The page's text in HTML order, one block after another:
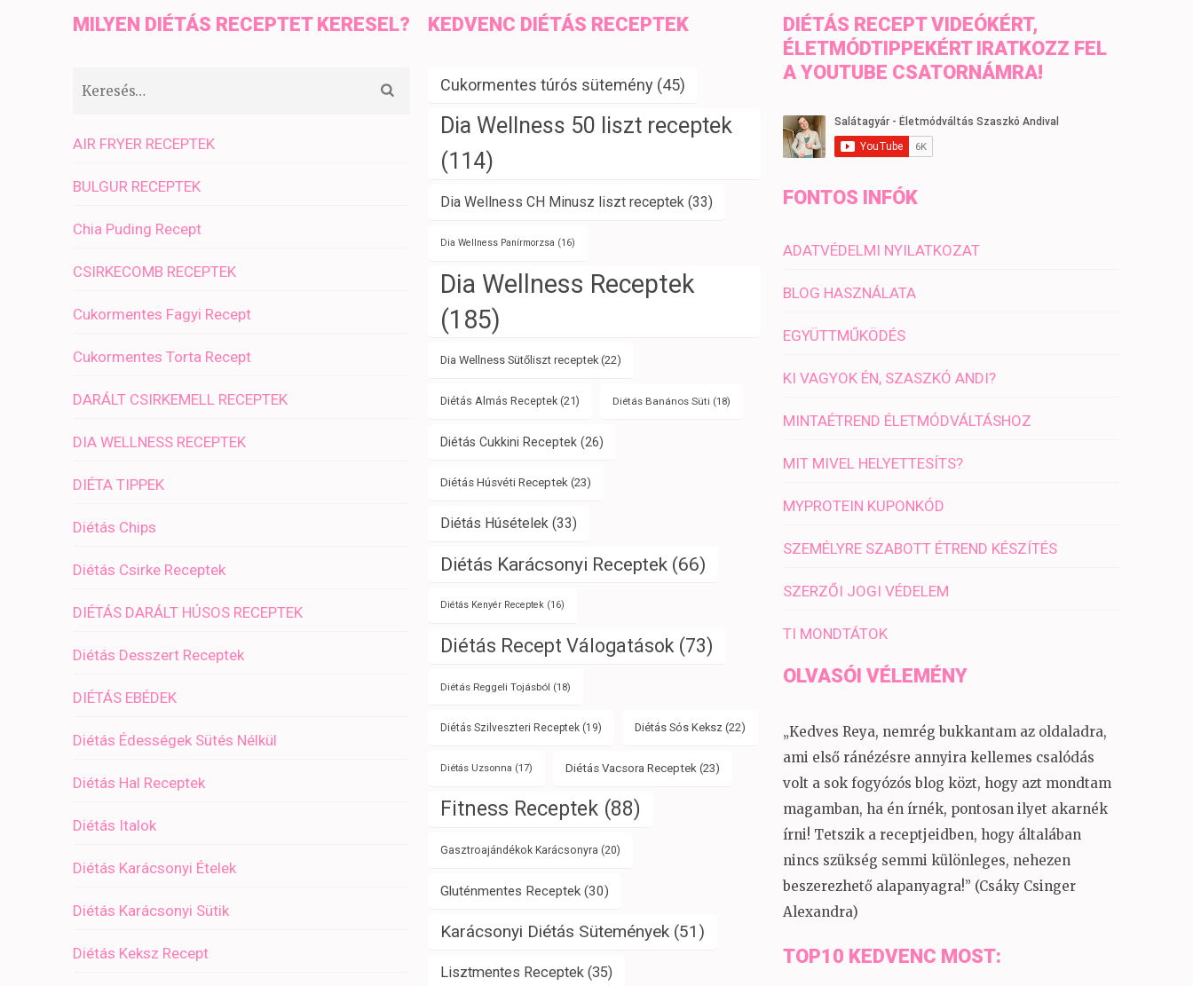
MILYEN DIÉTÁS RECEPTET KERESEL?
AIR FRYER RECEPTEK
BULGUR RECEPTEK
Chia Puding Recept
CSIRKECOMB RECEPTEK
Cukormentes Fagyi Recept
Cukormentes Torta Recept
DARÁLT CSIRKEMELL RECEPTEK
DIA WELLNESS RECEPTEK
DIÉTA TIPPEK
Diétás Chips
Diétás Csirke Receptek
DIÉTÁS DARÁLT HÚSOS RECEPTEK
Diétás Desszert Receptek
DIÉTÁS EBÉDEK
Diétás Édességek Sütés Nélkül
Diétás Hal Receptek
Diétás Italok
Diétás Karácsonyi Ételek
Diétás Karácsonyi Sütik
Diétás Keksz Recept
KEDVENC DIÉTÁS RECEPTEK
Cukormentes túrós sütemény(45)
Dia Wellness 50 liszt receptek
(114)
Dia Wellness CH Minusz liszt receptek (33)
Dia Wellness Panírmorzsa (16)
Dia Wellness Receptek
(185)
Dia Wellness Sütőliszt receptek(22)
Diétás Almás Receptek(21) Diétás Banános Süti (18)
Diétás Cukkini Receptek(26)
Diétás Húsvéti Receptek (23)
Diétás Húsételek (33)
Diétás Karácsonyi Receptek(66)
Diétás Kenyér Receptek(16)
Diétás Recept Válogatások (73)
Diétás Reggeli Tojásból (18)
Diétás Szilveszteri Receptek(19) Diétás Sós Keksz (22)
Diétás Uzsonna (17) Diétás Vacsora Receptek (23)
Fitness Receptek(88)
Gasztroajándékok Karácsonyra (20)
Gluténmentes Receptek(30)
Karácsonyi Diétás Sütemények(51)
Lisztmentes Receptek (35)
DIÉTÁS RECEPT VIDEÓKÉRT,
ÉLETMÓDTIPPEKÉRT IRATKOZZ FEL
A YOUTUBE CSATORNÁMRA!
FONTOS INFÓK
ADATVÉDELMI NYILATKOZAT
BLOG HASZNÁLATA
EGYÜTTMŰKÖDÉS
KI VAGYOK ÉN, SZASZKÓ ANDI?
MINTAÉTREND ÉLETMÓDVÁLTÁSHOZ
MIT MIVEL HELYETTESÍTS?
MYPROTEIN KUPONKÓD
SZEMÉLYRE SZABOTT ÉTREND KÉSZÍTÉS
SZERZŐI JOGI VÉDELEM
TI MONDTÁTOK
OLVASÓI VÉLEMÉNY
„Kedves Reya, nemrég bukkantam az oldaladra,
ami első ránézésre annyira kellemes csalódás
volt a sok fogyózós blog közt, hogy azt mondtam
magamban, ha én írnék, pontosan ilyet akarnék
írni! Tetszik a receptjeidben, hogy általában
nincs szükség semmi különleges, nehezen
beszerezhető alapanyagra!” (Csáky Csinger
Alexandra)
TOP10 KEDVENC MOST: